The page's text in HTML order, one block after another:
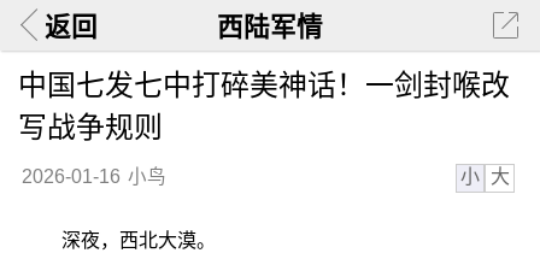
返回 西陆军情
中国七发七中打碎美神话！一剑封喉改
写战争规则
2026-01-16 小鸟 小 大
深夜，西北大漠。